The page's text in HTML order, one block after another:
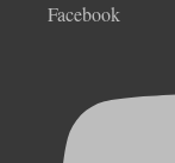
Facebook